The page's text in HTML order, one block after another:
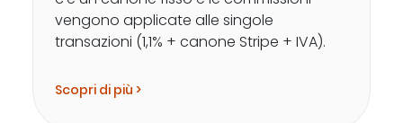
vengono applicate alle singole
transazioni (1,1% + canone Stripe + IVA).
Scopri di più >